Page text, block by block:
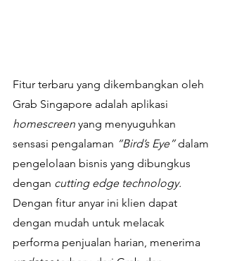
Fitur terbaru yang dikembangkan oleh
Grab Singapore adalah aplikasi
homescreen yang menyuguhkan
sensasi pengalaman “Bird’s Eye” dalam
pengelolaan bisnis yang dibungkus
dengan cutting edge technology.
Dengan fitur anyar ini klien dapat
dengan mudah untuk melacak
performa penjualan harian, menerima